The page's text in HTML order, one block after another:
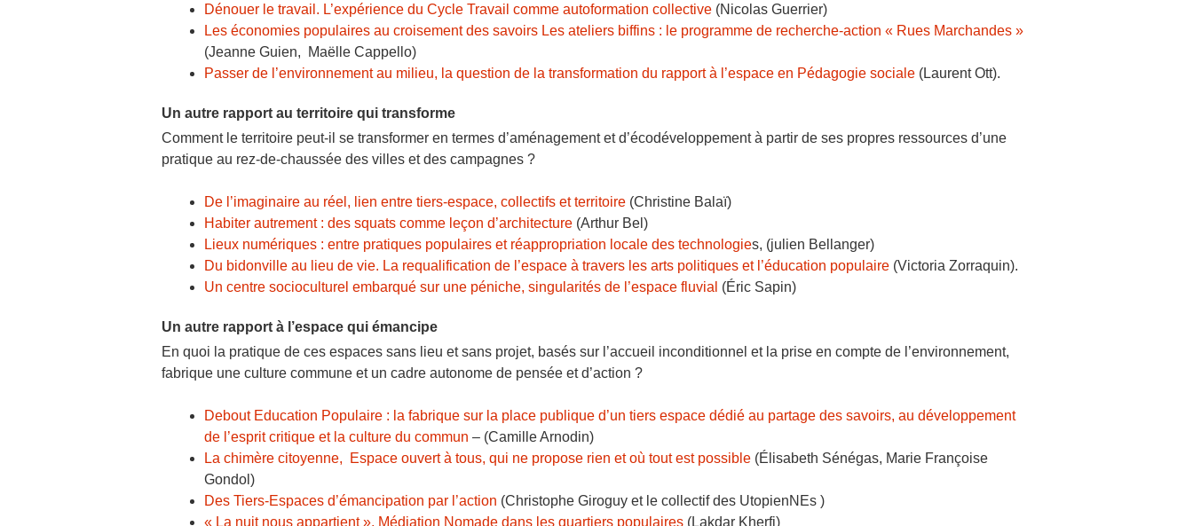
Dénouer le travail. L’expérience du Cycle Travail comme autoformation collective (Nicolas Guerrier)
Les économies populaires au croisement des savoirs Les ateliers biffins : le programme de recherche-action « Rues Marchandes »
(Jeanne Guien, Maëlle Cappello)
Passer de l’environnement au milieu, la question de la transformation du rapport à l’espace en Pédagogie sociale (Laurent Ott).
Un autre rapport au territoire qui transforme
Comment le territoire peut-il se transformer en termes d’aménagement et d’écodéveloppement à partir de ses propres ressources d’une
pratique au rez-de-chaussée des villes et des campagnes ?
De l’imaginaire au réel, lien entre tiers-espace, collectifs et territoire (Christine Balaï)
Habiter autrement : des squats comme leçon d’architecture (Arthur Bel)
Lieux numériques : entre pratiques populaires et réappropriation locale des technologies, (julien Bellanger)
Du bidonville au lieu de vie. La requalification de l’espace à travers les arts politiques et l’éducation populaire (Victoria Zorraquin).
Un centre socioculturel embarqué sur une péniche, singularités de l’espace fluvial (Éric Sapin)
Un autre rapport à l’espace qui émancipe
En quoi la pratique de ces espaces sans lieu et sans projet, basés sur l’accueil inconditionnel et la prise en compte de l’environnement,
fabrique une culture commune et un cadre autonome de pensée et d’action ?
Debout Education Populaire : la fabrique sur la place publique d’un tiers espace dédié au partage des savoirs, au développement
de l’esprit critique et la culture du commun – (Camille Arnodin)
La chimère citoyenne, Espace ouvert à tous, qui ne propose rien et où tout est possible (Élisabeth Sénégas, Marie Françoise
Gondol)
Des Tiers-Espaces d’émancipation par l’action (Christophe Giroguy et le collectif des UtopienNEs )
« La nuit nous appartient », Médiation Nomade dans les quartiers populaires (Lakdar Kherfi)